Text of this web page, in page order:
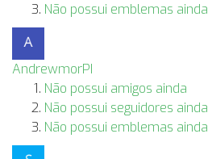
Não possui emblemas ainda
AndrewmorPI
Não possui amigos ainda
Não possui seguidores ainda
Não possui emblemas ainda